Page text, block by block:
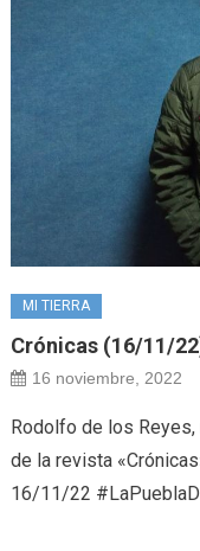
MI TIERRA
Crónicas (16/11/
16 noviembre, 2022
Rodolfo de los
de la revista
16/11/22